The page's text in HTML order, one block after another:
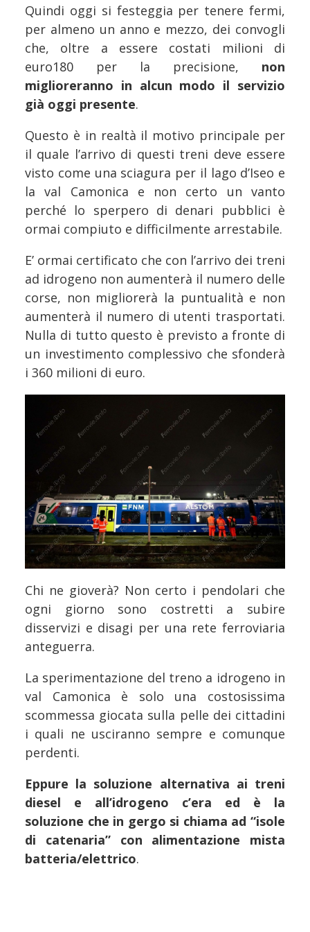
Quindi oggi si festeggia per tenere fermi,
per almeno un anno e mezzo, dei convogli
che, oltre a essere costati milioni di
euro180 per la precisione, non
miglioreranno in alcun modo il servizio
già oggi presente.
Questo è in realtà il motivo principale per
il quale l’arrivo di questi treni deve essere
visto come una sciagura per il lago d’Iseo e
la val Camonica e non certo un vanto
perché lo sperpero di denari pubblici è
ormai compiuto e difficilmente arrestabile.
E’ ormai certificato che con l’arrivo dei treni
ad idrogeno non aumenterà il numero delle
corse, non migliorerà la puntualità e non
aumenterà il numero di utenti trasportati.
Nulla di tutto questo è previsto a fronte di
un investimento complessivo che sfonderà
i 360 milioni di euro.
Chi ne gioverà? Non certo i pendolari che
ogni giorno sono costretti a subire
disservizi e disagi per una rete ferroviaria
anteguerra.
La sperimentazione del treno a idrogeno in
val Camonica è solo una costosissima
scommessa giocata sulla pelle dei cittadini
i quali ne usciranno sempre e comunque
perdenti.
Eppure la soluzione alternativa ai treni
diesel e all’idrogeno c’era ed è la
soluzione che in gergo si chiama ad “isole
di catenaria” con alimentazione mista
batteria/elettrico.